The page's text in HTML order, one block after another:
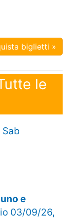
biglietti »
le
Sab
e
03/09/26,